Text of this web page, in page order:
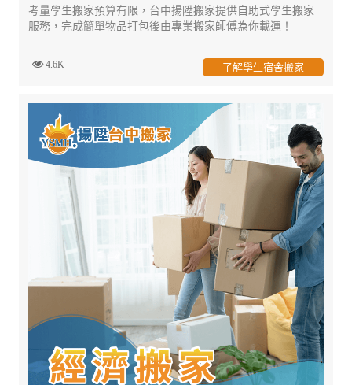
考量學生搬家預算有限，台中揚陞搬家提供自助式學生搬家
服務，完成簡單物品打包後由專業搬家師傅為你載運！
4.6K 了解學生宿舍搬家